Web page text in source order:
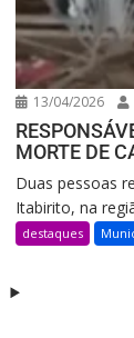
13/04/2026
MORTE DE
Duas pessoas
Itabirito, na
destaques